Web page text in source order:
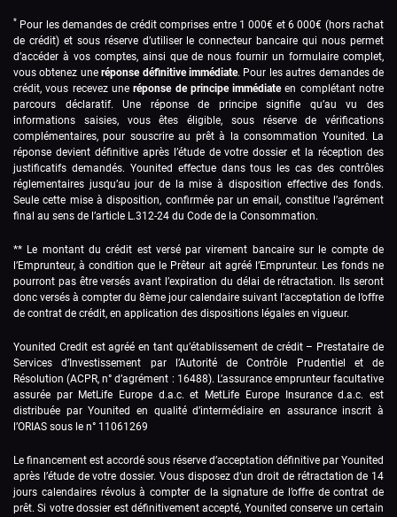
* Pour les demandes de crédit comprises entre 1 000€ et 6 000€ (hors rachat
de crédit) et sous réserve d’utiliser le connecteur bancaire qui nous permet
d’accéder à vos comptes, ainsi que de nous fournir un formulaire complet,
vous obtenez une réponse définitive immédiate. Pour les autres demandes de
crédit, vous recevez une réponse de principe immédiateen complétant notre
parcours déclaratif. Une réponse de principe signifie qu’au vu des
informations saisies, vous êtes éligible, sous réserve de vérifications
complémentaires, pour souscrire au prêt à la consommation Younited. La
réponse devient définitive après l’étude de votre dossier et la réception des
justificatifs demandés. Younited effectue dans tous les cas des contrôles
réglementaires jusqu’au jour de la mise à disposition effective des fonds.
Seule cette mise à disposition, confirmée par un email, constitue l’agrément
final au sens de l’article L.312-24 du Code de la Consommation.
** Le montant du crédit est versé par virement bancaire sur le compte de
l’Emprunteur, à condition que le Prêteur ait agréé l’Emprunteur. Les fonds ne
pourront pas être versés avant l’expiration du délai de rétractation. Ils seront
donc versés à compter du 8ème jour calendaire suivant l’acceptation de l’offre
de contrat de crédit, en application des dispositions légales en vigueur.
Younited Credit est agréé en tant qu’établissement de crédit – Prestataire de
Services d’Investissement par l’Autorité de Contrôle Prudentiel et de
Résolution (ACPR, n° d’agrément : 16488). L’assurance emprunteur facultative
assurée par MetLife Europe d.a.c. et MetLife Europe Insurance d.a.c. est
distribuée par Younited en qualité d’intermédiaire en assurance inscrit à
l’ORIAS sous le n° 11061269
Le financement est accordé sous réserve d’acceptation définitive par Younited
après l’étude de votre dossier. Vous disposez d’un droit de rétractation de 14
jours calendaires révolus à compter de la signature de l’offre de contrat de
prêt. Si votre dossier est définitivement accepté, Younited conserve un certain